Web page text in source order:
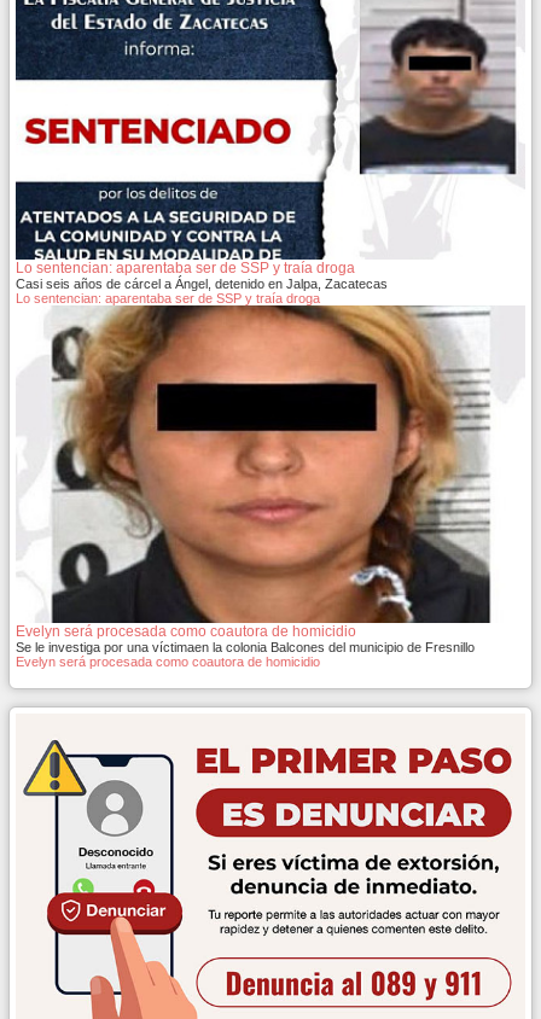
Lo sentencian: aparentaba ser de SSP y traía droga
Casi seis años de cárcel a Ángel, detenido en Jalpa, Zacatecas
Lo sentencian: aparentaba ser de SSP y traía droga
Evelyn será procesada como coautora de homicidio
Se le investiga por una víctimaen la colonia Balcones del municipio de Fresnillo
Evelyn será procesada como coautora de homicidio